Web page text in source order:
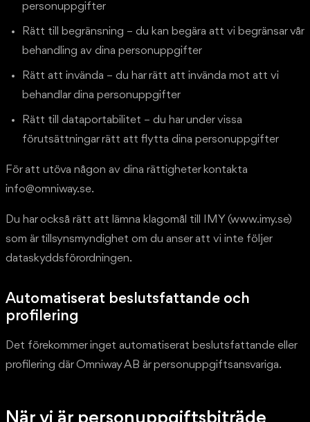
personuppgifter
Rätt till begränsning – du kan begära att vi begränsar vår
behandling av dina personuppgifter
Rätt att invända – du har rätt att invända mot att vi
behandlar dina personuppgifter
Rätt till dataportabilitet – du har under vissa
förutsättningar rätt att flytta dina personuppgifter
För att utöva någon av dina rättigheter kontakta
info@omniway.se.
Du har också rätt att lämna klagomål till IMY (www.imy.se)
som är tillsynsmyndighet om du anser att vi inte följer
dataskyddsförordningen.
Automatiserat beslutsfattande och
profilering
Det förekommer inget automatiserat beslutsfattande eller
profilering där Omniway AB är personuppgiftsansvariga.